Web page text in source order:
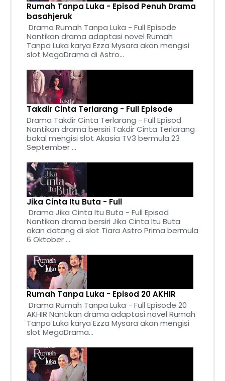
Rumah Tanpa Luka - Episod Penuh Drama
basahjeruk
Drama Rumah Tanpa Luka - Full Episode
Nantikan drama adaptasi novel Rumah
Tanpa Luka karya Ezza Mysara akan mengisi
slot MegaDrama di Astro...
Takdir Cinta Terlarang - Full Episode
Drama Takdir Cinta Terlarang - Full Episod
Nantikan drama bersiri Takdir Cinta Terlarang
bakal mengisi slot Akasia TV3 bermula 23
September ...
Jika Cinta Itu Buta - Full
Drama Jika Cinta Itu Buta - Full Episod
Nantikan drama bersiri Jika Cinta Itu Buta
akan datang di slot Tiara Astro Prima bermula
6 Oktober ...
Rumah Tanpa Luka - Episod 20 AKHIR
Drama Rumah Tanpa Luka - Full Episode 20
AKHIR Nantikan drama adaptasi novel Rumah
Tanpa Luka karya Ezza Mysara akan mengisi
slot MegaDrama...